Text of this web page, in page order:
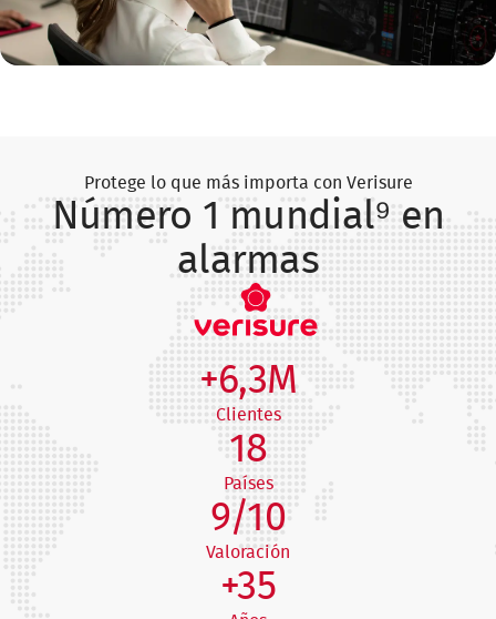
Protege lo que más importa con Verisure
Número 1 mundial⁹ en
alarmas
+6,3M
Clientes
18
Países
9/10
Valoración
+35